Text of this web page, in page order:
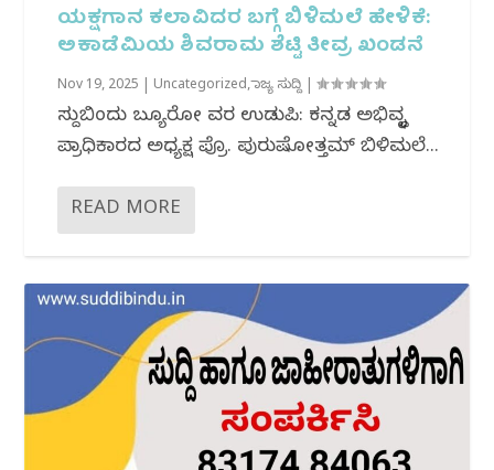
ಯಕ್ಷಗಾನ ಕಲಾವಿದರ ಬಗ್ಗೆ ಬಿಳಿಮಲೆ ಹೇಳಿಕೆ:
ಅಕಾಡೆಮಿಯ ಶಿವರಾಮ ಶೆಟ್ಟಿ ತೀವ್ರ ಖಂಡನೆ
Nov 19, 2025 Uncategorized,ರಾಜ್ಯ ಸುದ್ದಿ |
ಸುದ್ದಿಬಿಂದು ಬ್ಯೂರೋ ವರದಿ ಉಡುಪಿ: ಕನ್ನಡ ಅಭಿವೃದ್ಧಿ
ಪ್ರಾಧಿಕಾರದ ಅಧ್ಯಕ್ಷ ಪ್ರೊ. ಪುರುಷೋತ್ತಮ್ ಬಿಳಿಮಲೆ...
READ MORE